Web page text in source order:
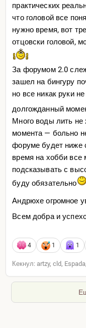
практических
что головой все
нужно время, вот
отцовски головой,
За форумом 2.0
зашел на бингуру
но все никак руки
долгожданный
Много воды лить не
момента — больно
форуме будет ниже
время на хобби все
подсказывать с
буду обязательно
Андрюхе огромное
Всем добра и
4 1 1
Кекнул: artzy, cld,